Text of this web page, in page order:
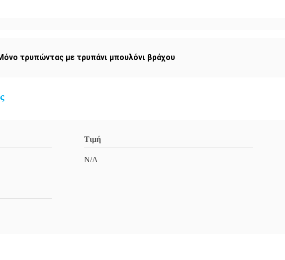
τρυπώντας με τρυπάνι μπουλόνι βράχου
Τιμή
N/A